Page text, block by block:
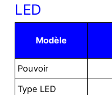
LED
Modèle
Pouvoir
Type LED